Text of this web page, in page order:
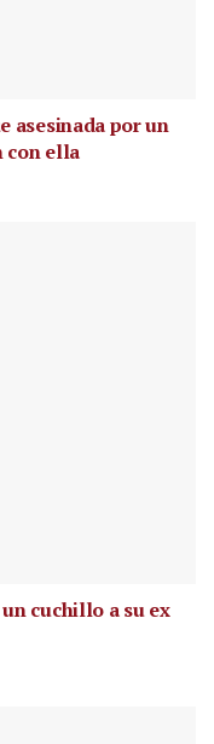
asesinada por un
con ella
cuchillo a su ex